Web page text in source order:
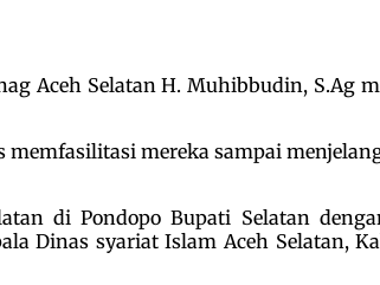
Aceh Selatan H. Muhibbudin, S.Ag
mereka sampai
di Pondopo Bupati Selatan
Dinas syariat Islam Aceh Selatan,